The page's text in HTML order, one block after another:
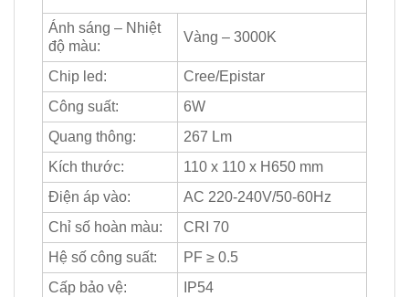
Ánh sáng – Nhiệt
độ màu:
Vàng – 3000K
Chip led:
Cree/Epistar
Công suất:
6W
Quang thông:
267 Lm
Kích thước:
110 x 110 x H650 mm
Điện áp vào:
AC 220-240V/50-60Hz
Chỉ số hoàn màu:
CRI 70
Hệ số công suất:
PF ≥ 0.5
Cấp bảo vệ:
IP54